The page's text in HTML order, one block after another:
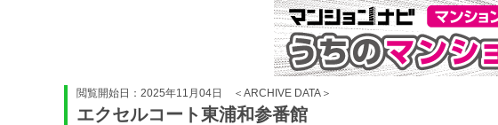
閲覧開始日：2025年11月04日 ＜ARCHIVE DATA＞
エクセルコート東浦和参番館